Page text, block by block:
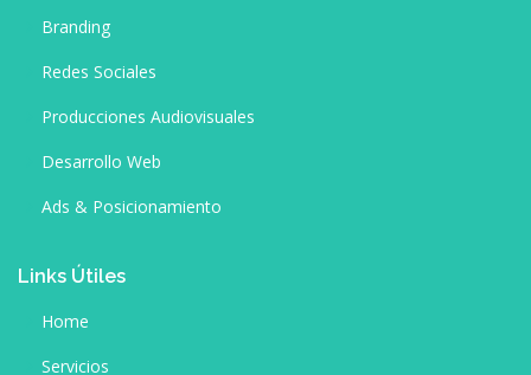
Branding
Redes Sociales
Producciones Audiovisuales
Desarrollo Web
Ads & Posicionamiento
Links Útiles
Home
Servicios